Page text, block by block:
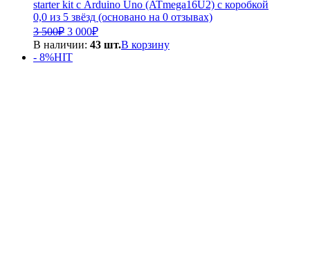
starter kit с Arduino Uno (ATmega16U2) с коробкой
0,0 из 5 звёзд (основано на 0 отзывах)
3 500₽ Первоначальная
цена
составляла
3
3 000₽Текущая
цена:
В наличии: 43 шт.В корзину
- 8%HIT